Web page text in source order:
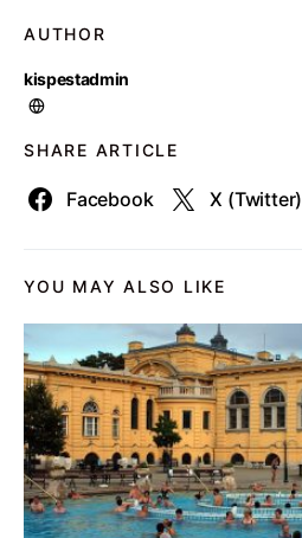
AUTHOR
kispestadmin
SHARE ARTICLE
Facebook X (Twitter)
YOU MAY ALSO LIKE